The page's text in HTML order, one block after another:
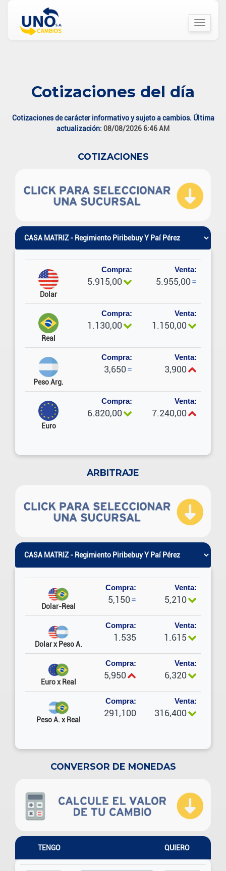
Toggle
Cotizaciones del día
Cotizaciones de carácter informativo y sujeto a cambios. Última
actualización: 08/08/2026 6:46 AM
COTIZACIONES
Dolar
Compra:
5.915,00
Venta:
5.955,00=
Real
Compra:
1.130,00
Venta:
1.150,00
Peso Arg.
Compra:
3,650=
Venta:
3,900
Euro
Compra:
6.820,00
Venta:
7.240,00
ARBITRAJE
Dolar-Real
Compra:
5,150=
Venta:
5,210
Dolar x Peso A.
Compra:
1.535
Venta:
1.615
Euro x Real
Compra:
5,950
Venta:
6,320
Peso A. x Real
Compra:
291,100
Venta:
316,400
CONVERSOR DE MONEDAS
TENGO QUIERO